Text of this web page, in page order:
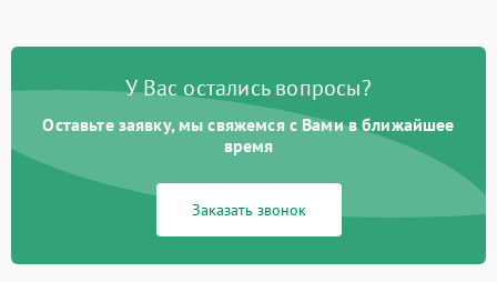
У Вас остались вопросы?
Оставьте заявку, мы свяжемся с Вами в ближайшее
время
Заказать звонок